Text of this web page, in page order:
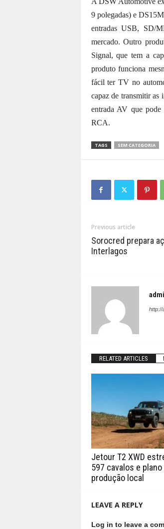
9 polegadas) e
entradas USB, SD/
mercado. Outro
Signal, que tem a
produto funciona
fácil ter TV no
capaz de transmitir as
entrada AV que
RCA.
TAGS SEM CATEGORIA
Previous article
Sorocred prepara
Interlagos
http://
RELATED ARTICLES
Jetour T2 XWD
597 cavalos e plano
produção local
LEAVE A REPLY
Log in to leave a